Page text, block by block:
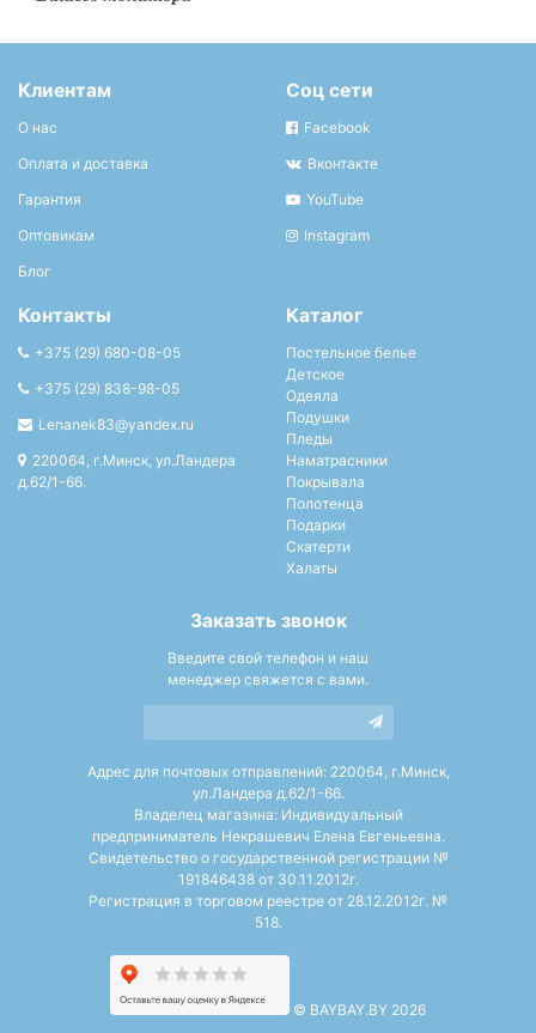
Клиентам
О нас
Оплата и доставка
Гарантия
Оптовикам
Блог
Соц сети
Facebook
Вконтакте
YouTube
Instagram
Контакты
+375 (29) 680-08-05
+375 (29) 838-98-05
Lenanek83@yandex.ru
220064, г.Минск, ул.Ландера
д.62/1-66.
Каталог
Постельное белье
Детское
Одеяла
Подушки
Пледы
Наматрасники
Покрывала
Полотенца
Подарки
Скатерти
Халаты
Заказать звонок
Введите свой телефон и наш
менеджер свяжется с вами.
Адрес для почтовых отправлений: 220064, г.Минск,
ул.Ландера д.62/1-66.
Владелец магазина: Индивидуальный
предприниматель Некрашевич Елена Евгеньевна.
Свидетельство о государственной регистрации №
191846438 от 30.11.2012г.
Регистрация в торговом реестре от 28.12.2012г. №
518.
© BAYBAY.BY 2026